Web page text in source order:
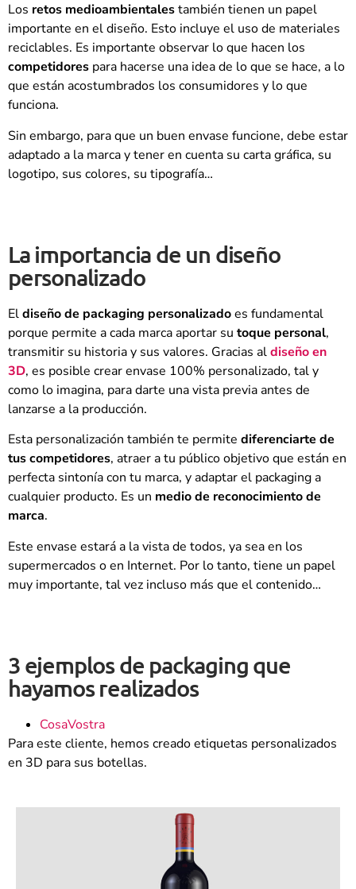
Los retos medioambientalestambién tienen un papel
importante en el diseño. Esto incluye el uso de materiales
reciclables. Es importante observar lo que hacen los
competidores para hacerse una idea de lo que se hace, a lo
que están acostumbrados los consumidores y lo que
funciona.
Sin embargo, para que un buen envase funcione, debe estar
adaptado a la marca y tener en cuenta su carta gráfica, su
logotipo, sus colores, su tipografía…
La importancia de un diseño
personalizado
Eldiseño de packaging personalizadoes fundamental
porque permite a cada marca aportar su toque personal,
transmitir su historia y sus valores. Gracias aldiseño en
3D, es posible crear envase 100% personalizado, tal y
como lo imagina, para darte una vista previa antes de
lanzarse a la producción.
Esta personalización también te permite diferenciarte de
tus competidores, atraer a tu público objetivo que están en
perfecta sintonía con tu marca, y adaptar el packaging a
cualquier producto. Es un medio de reconocimiento de
marca.
Este envase estará a la vista de todos, ya sea en los
supermercados o en Internet. Por lo tanto, tiene un papel
muy importante, tal vez incluso más que el contenido…
3 ejemplos de packaging que
hayamos realizados
CosaVostra
Para este cliente, hemos creado etiquetas personalizados
en 3D para sus botellas.